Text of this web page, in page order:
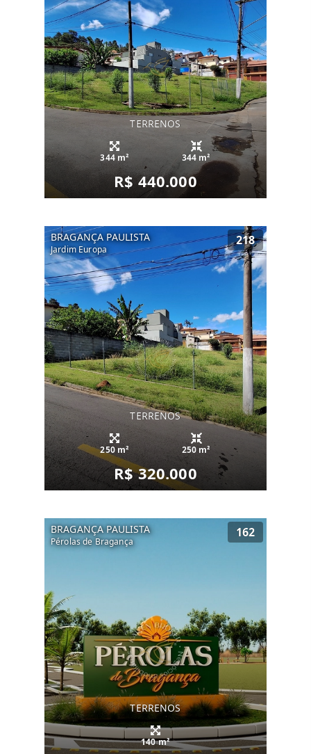
TERRENOS
344 m² 344 m²
R$ 440.000
BRAGANÇA PAULISTA
Jardim Europa
218
TERRENOS
250 m² 250 m²
R$ 320.000
BRAGANÇA PAULISTA
Pérolas de Bragança
162
TERRENOS
140 m²